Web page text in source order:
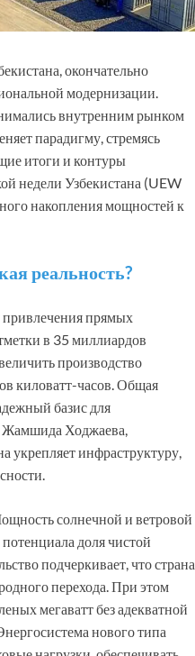
окончательно
модернизации.
внутренним рынком
парадигму, стремясь
итоги и контуры
недели Узбекистана (UEW
накопления мощностей к
реальность?
привлечения прямых
в 35 миллиардов
производство
киловатт-часов. Общая
базис для
Жамшида Ходжаева,
укрепляет инфраструктуру,
солнечной и ветровой
доля чистой
подчеркивает, что страна
перехода. При этом
мегаватт без адекватной
нового типа